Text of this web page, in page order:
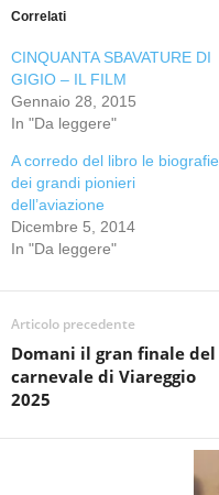
Correlati
CINQUANTA SBAVATURE DI
GIGIO – IL FILM
Gennaio 28, 2015
In "Da leggere"
A corredo del libro le biografie
dei grandi pionieri
dell’aviazione
Dicembre 5, 2014
In "Da leggere"
Articolo precedente
Domani il gran finale del
carnevale di Viareggio
2025